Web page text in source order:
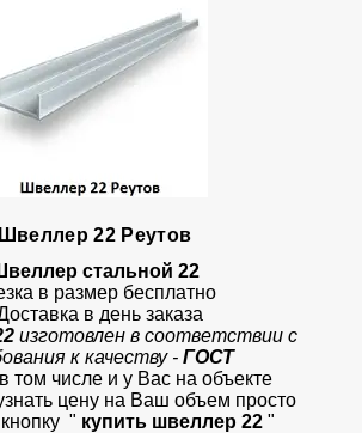
Швеллер 22 Реутов
стальной 22
в размер бесплатно
в день заказа
изготовлен в соответствии с
к качеству - ГОСТ
том числе и у Вас на объекте
цену на Ваш объем просто
" купить швеллер 22 "